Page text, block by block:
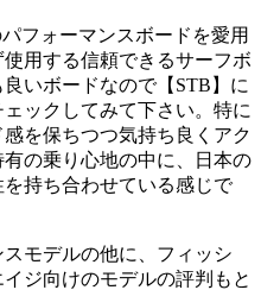
フォーマンスボードを愛用
用する信頼できるサーフボ
いボードなので【STB】に
ックしてみて下さい。特に
を保ちつつ気持ち良くアク
の乗り心地の中に、日本の
持ち合わせている感じで
モデルの他に、フィッシ
ジ向けのモデルの評判もと